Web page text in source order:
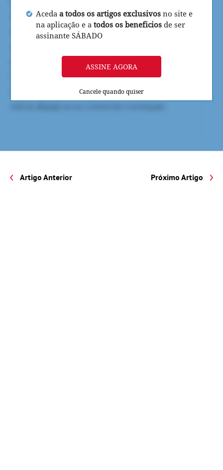
Aceda a todos os artigos exclusivos no site e
na aplicação e a todos os beneficios de ser
assinante SÁBADO
ASSINE AGORA
Cancele quando quiser
Artigo Anterior Próximo Artigo